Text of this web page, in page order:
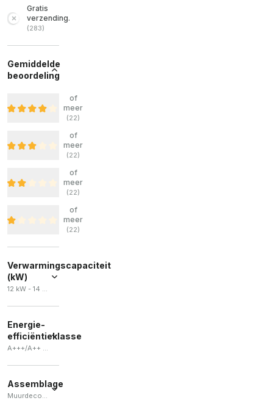
Gratis
verzending.
(283)
Gemiddelde
beoordeling
of
meer
(22)
of
meer
(22)
of
meer
(22)
of
meer
(22)
Verwarmingscapaciteit
(kW)
12 kW - 14 kW
Energie-
efficiëntieklasse
A+++/A++ / A++/A+++ / A+ / A+++/A+ / A++/A+
A++/A+++
Assemblage
Muurdecoratie / Taart